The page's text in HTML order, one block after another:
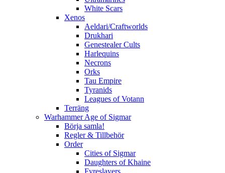
White Scars
Xenos
Aeldari/Craftworlds
Drukhari
Genestealer Cults
Harlequins
Necrons
Orks
Tau Empire
Tyranids
Leagues of Votann
Terräng
Warhammer Age of Sigmar
Börja samla!
Regler & Tillbehör
Order
Cities of Sigmar
Daughters of Khaine
Fyreslayers